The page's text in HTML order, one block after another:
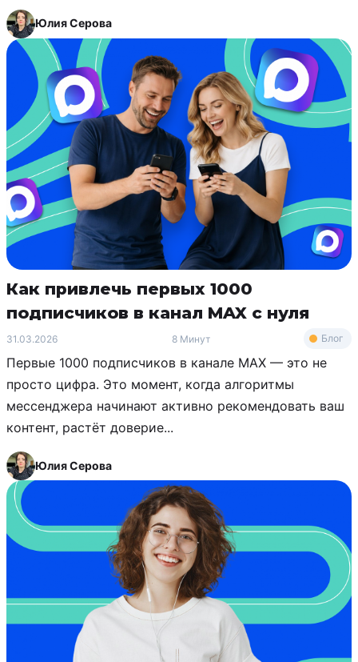
Юлия Серова
Как привлечь первых 1000
подписчиков в канал MAX с нуля
31.03.2026 8 Минут Блог
Первые 1000 подписчиков в канале MAX — это не
просто цифра. Это момент, когда алгоритмы
мессенджера начинают активно рекомендовать ваш
контент, растёт доверие...
Юлия Серова